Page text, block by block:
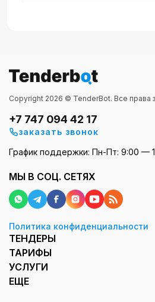
Copyright 2026 © TenderBot. Все права
+7 747 094 42 17
заказать звонок
График поддержки: Пн-Пт: 9:00 —
МЫ В СОЦ. СЕТЯХ
Политика конфиденциальности
ТЕНДЕРЫ
ТАРИФЫ
УСЛУГИ
ЕЩЕ